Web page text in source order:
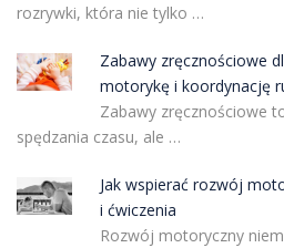
rozrywki, która nie tylko …
Zabawy zręcznościowe
motorykę i koordynację
Zabawy zręcznościowe
spędzania czasu, ale …
Jak wspierać rozwój
i ćwiczenia
Rozwój motoryczny